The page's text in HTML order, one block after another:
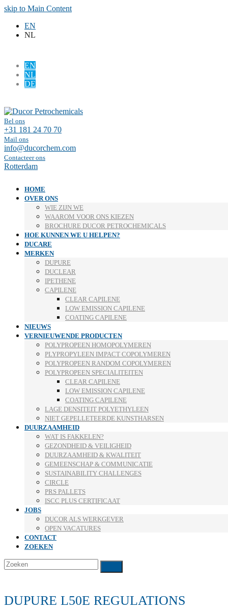
skip to Main Content
EN
NL
EN
NL
DE
Bel ons
+31 181 24 70 70
Mail ons
info@ducorchem.com
Contacteer ons
Rotterdam
HOME
OVER ONS
WIE ZIJN WE
WAAROM VOOR ONS KIEZEN
BROCHURE DUCOR PETROCHEMICALS
HOE KUNNEN WE U HELPEN?
DUCARE
MERKEN
DUPURE
DUCLEAR
IPETHENE
CAPILENE
CLEAR CAPILENE
LOW EMISSION CAPILENE
COATING CAPILENE
NIEUWS
VERNIEUWENDE PRODUCTEN
POLYPROPEEN HOMOPOLYMEREN
PLYPROPYLEEN IMPACT COPOLYMEREN
POLYPROPEEN RANDOM COPOLYMEREN
POLYPROPEEN SPECIALITEITEN
CLEAR CAPILENE
LOW EMISSION CAPILENE
COATING CAPILENE
LAGE DENSITEIT POLYETHYLEEN
NIET GEPELLETEERDE KUNSTHARSEN
DUURZAAMHEID
WAT IS FAKKELEN?
GEZONDHEID & VEILIGHEID
DUURZAAMHEID & KWALITEIT
GEMEENSCHAP & COMMUNICATIE
SUSTAINABILITY CHALLENGES
CIRCLE
PRS PALLETS
ISCC PLUS CERTIFICAAT
JOBS
DUCOR ALS WERKGEVER
OPEN VACATURES
CONTACT
ZOEKEN
Zoeken
Verzenden
DUPURE L50E REGULATIONS